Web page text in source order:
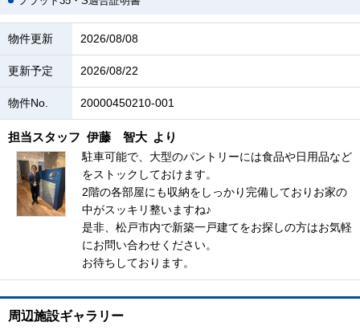
物件更新 2026/08/08
更新予定 2026/08/22
物件No. 20000450210-001
担当スタッフ 伊藤 智大 より
駐車可能で、大型のパントリーには食品や日用品など
をストックしておけます。
2階の各部屋にも収納をしっかり完備しておりお家の
中がスッキリ整いますね♪
是非、松戸市内で新築一戸建てをお探しの方はお気軽
にお問い合わせください。
お待ちしております。
周辺施設ギャラリー